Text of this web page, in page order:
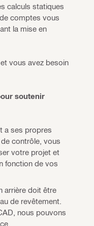
calculs statiques
comptes vous
la mise en
vous avez besoin
soutenir
a ses propres
contrôle, vous
votre projet et
fonction de vos
arrière doit être
de revêtement.
nous pouvons